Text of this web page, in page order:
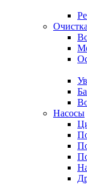
Насосы